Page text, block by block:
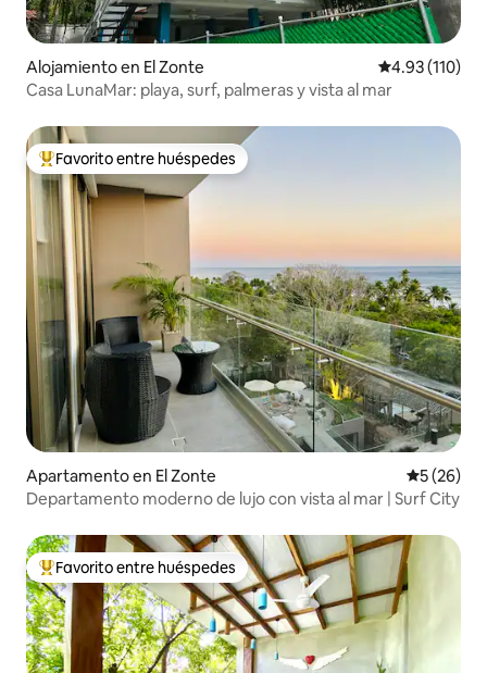
Alojamiento en El Zonte Calificación
4.93 (110)
Casa LunaMar: playa, surf, palmeras y vista al mar
Favorito entre huéspedes preferido
Favorito entre huéspedes
Apartamento en El Zonte
5 (26)
Departamento moderno de lujo con vista al mar | Surf City
Favorito entre huéspedes preferido
Favorito entre huéspedes